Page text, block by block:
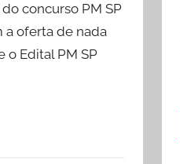
concurso PM SP
a oferta de nada
o Edital PM SP